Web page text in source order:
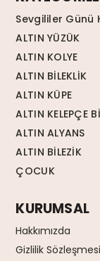
Sevgililer Günü
ALTIN YÜZÜK
ALTIN KOLYE
ALTIN BİLEKLİK
ALTIN KÜPE
ALTIN KELEPÇE
ALTIN ALYANS
ALTIN BİLEZİK
ÇOCUK
KURUMSAL
Hakkımızda
Gizlilik Sözleşmesi